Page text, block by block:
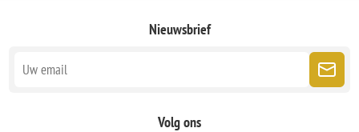
Nieuwsbrief
Volg ons